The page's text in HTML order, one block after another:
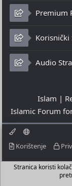
Premium
Korisnički
Audio
Islam |
Islamic Forum
Korištenje
Stranica koristi